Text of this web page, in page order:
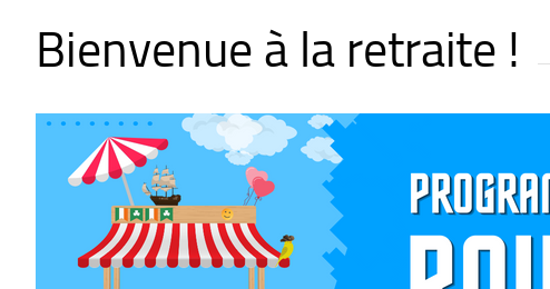
Bienvenue à la retraite !